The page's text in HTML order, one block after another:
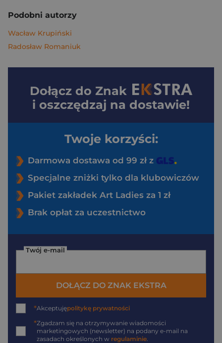
Podobni autorzy
Wacław Krupiński
Radosław Romaniuk
Dołącz do Znak
i oszczędzaj na dostawie!
Twoje korzyści:
Darmowa dostawa od 99 zł z
Specjalne zniżki tylko dla klubowiczów
Pakiet zakładek Art Ladies za 1 zł
Brak opłat za uczestnictwo
Twój e-mail
DOŁĄCZ DO ZNAK EKSTRA
*Akceptujępolitykę prywatności
*Zgadzam się na otrzymywanie wiadomości
marketingowych (newsletter) na podany e-mail na
zasadach określonych w regulaminie.